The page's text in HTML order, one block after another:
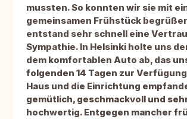
mussten. So konnten wir sie mit
gemeinsamen Frühstück
entstand sehr schnell eine
Sympathie. In Helsinki holte uns
dem komfortablen Auto ab, das
folgenden 14 Tagen zur
Haus und die Einrichtung
gemütlich, geschmackvoll und
hochwertig. Entgegen mancher